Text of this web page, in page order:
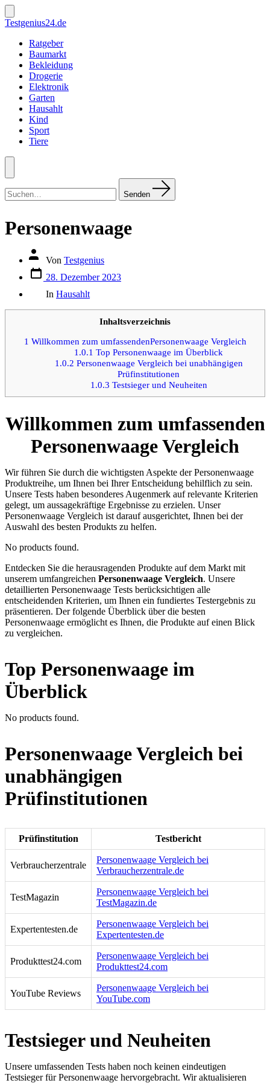
Zum
Inhalt
springen
Suche
ein-/ausblenden
Testgenius24.de
Ratgeber
Baumarkt
Bekleidung
Drogerie
Elektronik
Garten
Hausahlt
Kind
Sport
Tiere
Menü
nach:
Senden
Personenwaage
Autor
Beitrags
Von Testgenius
Datum
des
Beitrags
28. Dezember 2023
In Hausahlt
Inhaltsverzeichnis
1 Willkommen zum umfassendenPersonenwaage Vergleich
1.0.1 Top Personenwaage im Überblick
1.0.2 Personenwaage Vergleich bei unabhängigen
Prüfinstitutionen
1.0.3 Testsieger und Neuheiten
Willkommen zum umfassenden
Personenwaage Vergleich
Wir führen Sie durch die wichtigsten Aspekte der Personenwaage
Produktreihe, um Ihnen bei Ihrer Entscheidung behilflich zu sein.
Unsere Tests haben besonderes Augenmerk auf relevante Kriterien
gelegt, um aussagekräftige Ergebnisse zu erzielen. Unser
Personenwaage Vergleich ist darauf ausgerichtet, Ihnen bei der
Auswahl des besten Produkts zu helfen.
No products found.
Entdecken Sie die herausragenden Produkte auf dem Markt mit
unserem umfangreichen Personenwaage Vergleich. Unsere
detaillierten Personenwaage Tests berücksichtigen alle
entscheidenden Kriterien, um Ihnen ein fundiertes Testergebnis zu
präsentieren. Der folgende Überblick über die besten
Personenwaage ermöglicht es Ihnen, die Produkte auf einen Blick
zu vergleichen.
Top Personenwaage im
Überblick
No products found.
Personenwaage Vergleich bei
unabhängigen
Prüfinstitutionen
Prüfinstitution Testbericht
Verbraucherzentrale
Personenwaage Vergleich bei
Verbraucherzentrale.de
TestMagazin
Personenwaage Vergleich bei
TestMagazin.de
Expertentesten.de
Personenwaage Vergleich bei
Expertentesten.de
Produkttest24.com
Personenwaage Vergleich bei
Produkttest24.com
YouTube Reviews
Personenwaage Vergleich bei
YouTube.com
Testsieger und Neuheiten
Unsere umfassenden Tests haben noch keinen eindeutigen
Testsieger für Personenwaage hervorgebracht. Wir aktualisieren